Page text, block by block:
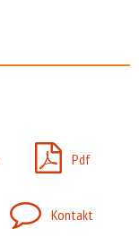
Pdf
Kontakt